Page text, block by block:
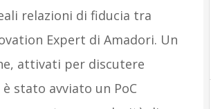
relazioni di fiducia tra
Expert di Amadori. Un
attivati per discutere
stato avviato un PoC